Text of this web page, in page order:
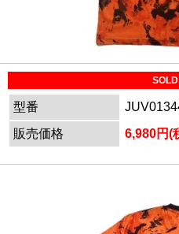
型番
販売価格
6,980円(